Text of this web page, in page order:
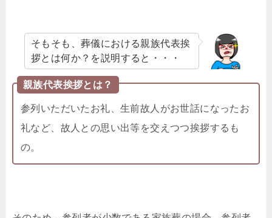
そもそも、葬儀における親族代表挨
拶とは何か？を説明すると・・・
親族代表挨拶とは？
参列いただいたお礼、生前故人がお世話になったお
礼など、故人との思い出等を交えつつ挨拶するも
の。